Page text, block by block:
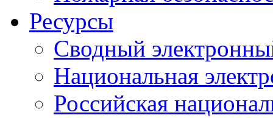
Ресурсы
Сводный
Национальная
Российская